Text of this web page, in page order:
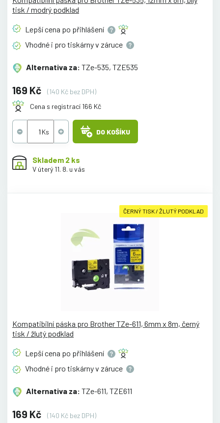
tisk / modrý podklad
Lepší cena po přihlášení
Vhodné i pro tiskárny v záruce
Alternativa za: TZe-535, TZE535
169 Kč
(140 Kč bez DPH)
Cena s registrací 166 Kč
DO KOŠÍKU
Skladem 2 ks
V úterý 11. 8. u vás
ČERNÝ TISK / ŽLUTÝ PODKLAD
Kompatibilní páska pro Brother TZe-611, 6mm x 8m, černý
tisk / žlutý podklad
Lepší cena po přihlášení
Vhodné i pro tiskárny v záruce
Alternativa za: TZe-611, TZE611
169 Kč
(140 Kč bez DPH)